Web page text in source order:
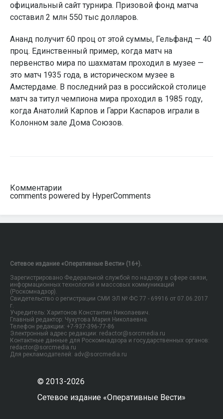
официальный сайт турнира. Призовой фонд матча
составил 2 млн 550 тыс долларов.
Ананд получит 60 проц от этой суммы, Гельфанд — 40
проц. Единственный пример, когда матч на
первенство мира по шахматам проходил в музее —
это матч 1935 года, в историческом музее в
Амстердаме. В последний раз в российской столице
матч за титул чемпиона мира проходил в 1985 году,
когда Анатолий Карпов и Гарри Каспаров играли в
Колонном зале Дома Союзов.
Комментарии
comments powered by HyperComments
Сетевое издание «Оперативные Вести» (16+).
Зарегистрировано Федеральной службой по надзору в сфере связи,
информационных технологий и массовых коммуникаций
(Роскомнадзор).
Свидетельство о регистрации СМИ ЭЛ № ФС 77 - 69916 от 07.06.2017
г.
Учредитель: Харитонов Константин Николаевич.
Главный редактор: Чухутова Мария Николаевна.
Телефон редакции: +7-937-396-77-86
Электронный адрес редакции: redactor@sorcmedia.ru
Контактные данные для Роскомнадзора и государственных органов:
redactor@sorcmedia.ru
Для рекламодателей: adv@sorcmedia.ru
© 2013-2026
Сетевое издание «Оперативные Вести»